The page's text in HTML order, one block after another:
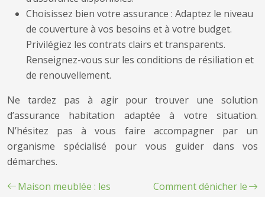
Choisissez bien votre assurance : Adaptez le niveau
de couverture à vos besoins et à votre budget.
Privilégiez les contrats clairs et transparents.
Renseignez-vous sur les conditions de résiliation et
de renouvellement.
Ne tardez pas à agir pour trouver une solution
d’assurance habitation adaptée à votre situation.
N’hésitez pas à vous faire accompagner par un
organisme spécialisé pour vous guider dans vos
démarches.
Maison meublée : les
Comment dénicher le